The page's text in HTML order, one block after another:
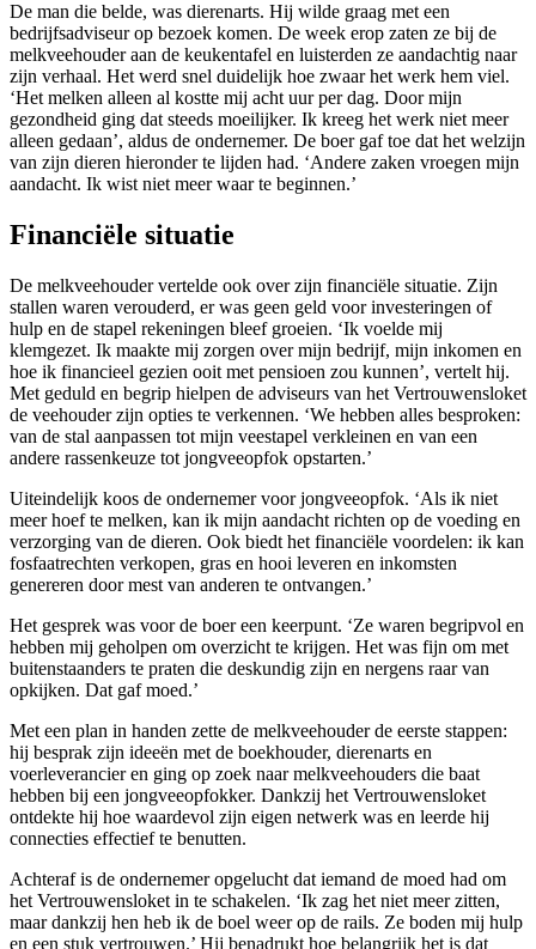
De man die belde, was dierenarts. Hij wilde graag met een
bedrijfsadviseur op bezoek komen. De week erop zaten ze bij de
melkveehouder aan de keukentafel en luisterden ze aandachtig naar
zijn verhaal. Het werd snel duidelijk hoe zwaar het werk hem viel.
‘Het melken alleen al kostte mij acht uur per dag. Door mijn
gezondheid ging dat steeds moeilijker. Ik kreeg het werk niet meer
alleen gedaan’, aldus de ondernemer. De boer gaf toe dat het welzijn
van zijn dieren hieronder te lijden had. ‘Andere zaken vroegen mijn
aandacht. Ik wist niet meer waar te beginnen.’
Financiële situatie
De melkveehouder vertelde ook over zijn financiële situatie. Zijn
stallen waren verouderd, er was geen geld voor investeringen of
hulp en de stapel rekeningen bleef groeien. ‘Ik voelde mij
klemgezet. Ik maakte mij zorgen over mijn bedrijf, mijn inkomen en
hoe ik financieel gezien ooit met pensioen zou kunnen’, vertelt hij.
Met geduld en begrip hielpen de adviseurs van het Vertrouwensloket
de veehouder zijn opties te verkennen. ‘We hebben alles besproken:
van de stal aanpassen tot mijn veestapel verkleinen en van een
andere rassenkeuze tot jongveeopfok opstarten.’
Uiteindelijk koos de ondernemer voor jongveeopfok. ‘Als ik niet
meer hoef te melken, kan ik mijn aandacht richten op de voeding en
verzorging van de dieren. Ook biedt het financiële voordelen: ik kan
fosfaatrechten verkopen, gras en hooi leveren en inkomsten
genereren door mest van anderen te ontvangen.’
Het gesprek was voor de boer een keerpunt. ‘Ze waren begripvol en
hebben mij geholpen om overzicht te krijgen. Het was fijn om met
buitenstaanders te praten die deskundig zijn en nergens raar van
opkijken. Dat gaf moed.’
Met een plan in handen zette de melkveehouder de eerste stappen:
hij besprak zijn ideeën met de boekhouder, dierenarts en
voerleverancier en ging op zoek naar melkveehouders die baat
hebben bij een jongveeopfokker. Dankzij het Vertrouwensloket
ontdekte hij hoe waardevol zijn eigen netwerk was en leerde hij
connecties effectief te benutten.
Achteraf is de ondernemer opgelucht dat iemand de moed had om
het Vertrouwensloket in te schakelen. ‘Ik zag het niet meer zitten,
maar dankzij hen heb ik de boel weer op de rails. Ze boden mij hulp
en een stuk vertrouwen.’ Hij benadrukt hoe belangrijk het is dat